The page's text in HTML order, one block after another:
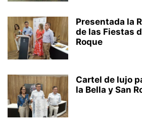
Presentada la
de las Fiestas
Roque
Cartel de lujo
la Bella y San